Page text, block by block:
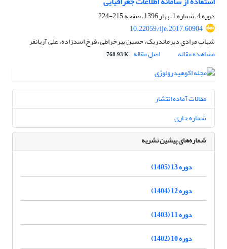
دوره 4، شماره 1، بهار 1396، صفحه
215-224
10.22059/ije.2017.60904
شهاب مرادی دیرماندریک، حسین پیرخراطی، فرخ اسدزاده، علی آریانفر
مشاهده مقاله
اصل مقاله 768.93 K
مقالات آماده انتشار
شماره جاری
شماره‌های پیشین نشریه
دوره 13 (1405)
دوره 12 (1404)
دوره 11 (1403)
دوره 10 (1402)